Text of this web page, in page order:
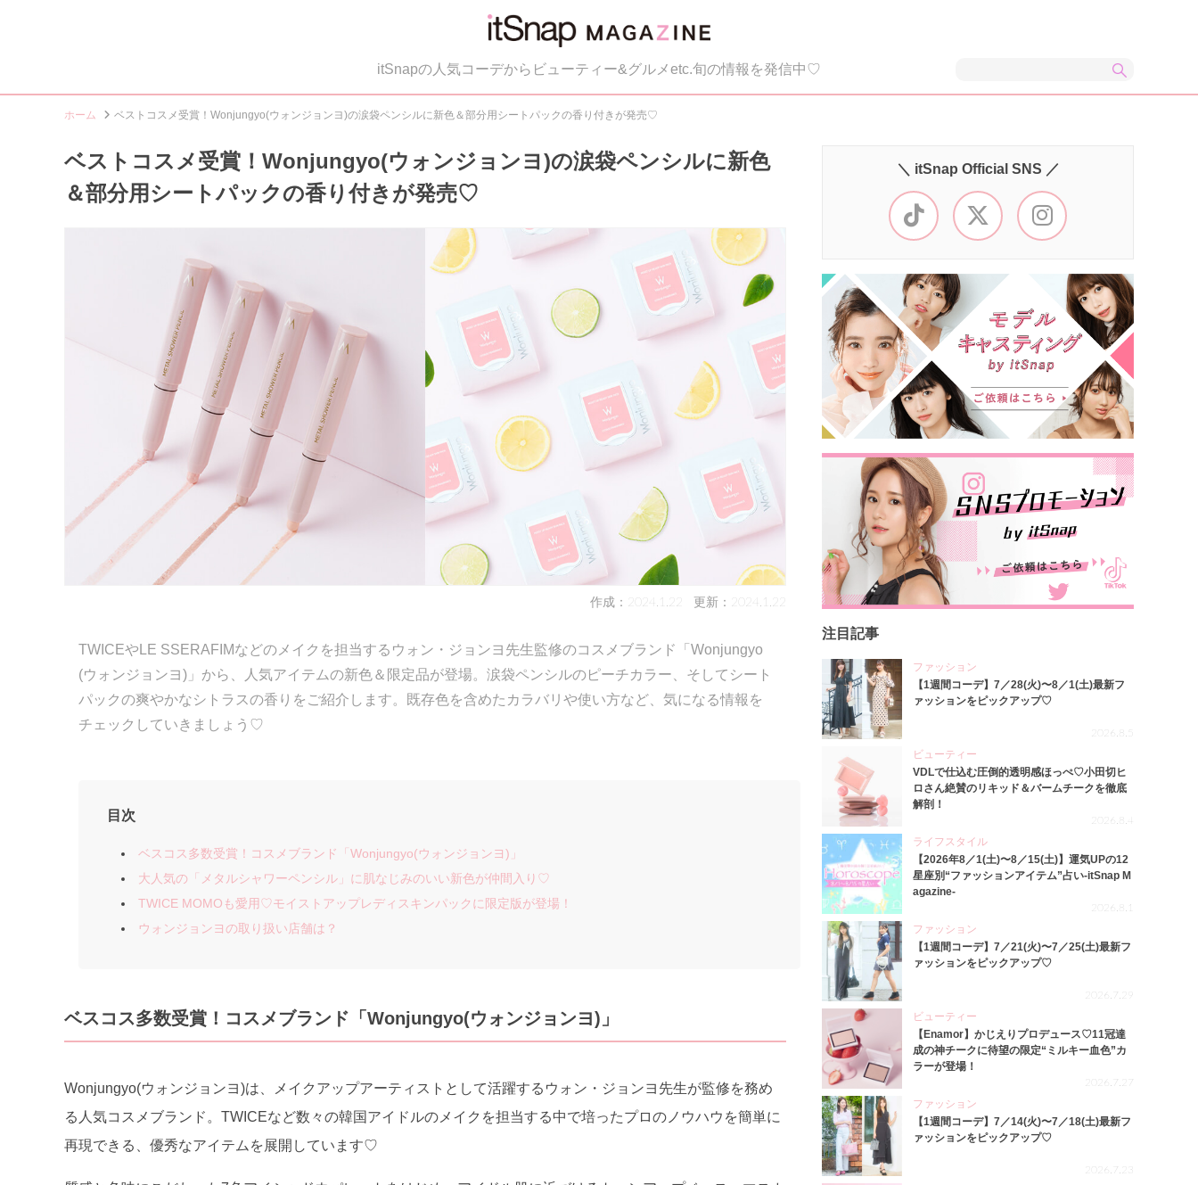
itSnapの人気コーデからビューティー&グルメetc.旬の情報を発信中♡
ホーム ベストコスメ受賞！Wonjungyo(ウォンジョンヨ)の涙袋ペンシルに新色＆部分用シートパックの香り付きが発売♡
ベストコスメ受賞！Wonjungyo(ウォンジョンヨ)の涙袋ペンシルに新色
＆部分用シートパックの香り付きが発売♡
作成：2024.1.22 更新：2024.1.22
TWICEやLE SSERAFIMなどのメイクを担当するウォン・ジョンヨ先生監修のコスメブランド「Wonjungyo
(ウォンジョンヨ)」から、人気アイテムの新色＆限定品が登場。涙袋ペンシルのピーチカラー、そしてシート
パックの爽やかなシトラスの香りをご紹介します。既存色を含めたカラバリや使い方など、気になる情報を
チェックしていきましょう♡
目次
ベスコス多数受賞！コスメブランド「Wonjungyo(ウォンジョンヨ)」
大人気の「メタルシャワーペンシル」に肌なじみのいい新色が仲間入り♡
TWICE MOMOも愛用♡モイストアップレディスキンパックに限定版が登場！
ウォンジョンヨの取り扱い店舗は？
ベスコス多数受賞！コスメブランド「Wonjungyo(ウォンジョンヨ)」
Wonjungyo(ウォンジョンヨ)は、メイクアップアーティストとして活躍するウォン・ジョンヨ先生が監修を務め
る人気コスメブランド。TWICEなど数々の韓国アイドルのメイクを担当する中で培ったプロのノウハウを簡単に
再現できる、優秀なアイテムを展開しています♡
＼ itSnap Official SNS ／
注目記事
ファッション
【1週間コーデ】7／28(火)〜8／1(土)最新フ
ァッションをピックアップ♡
2026.8.5
ビューティー
VDLで仕込む圧倒的透明感ほっぺ♡小田切ヒ
ロさん絶賛のリキッド＆バームチークを徹底
解剖！
2026.8.4
ライフスタイル
【2026年8／1(土)〜8／15(土)】運気UPの12
星座別“ファッションアイテム”占い-itSnap M
agazine-
2026.8.1
ファッション
【1週間コーデ】7／21(火)〜7／25(土)最新フ
ァッションをピックアップ♡
2026.7.29
ビューティー
【Enamor】かじえりプロデュース♡11冠達
成の神チークに待望の限定“ミルキー血色”カ
ラーが登場！
2026.7.27
ファッション
【1週間コーデ】7／14(火)〜7／18(土)最新フ
ァッションをピックアップ♡
2026.7.23